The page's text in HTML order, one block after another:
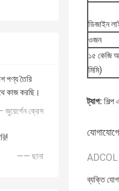
পণ্য তৈরি
কাজ করছি।
ক্রেস
—— ছানা
ডিজাইন
ওজন
১৫ কেজি
মিমি)
ট্যাগ: শিল্প
ব্যক্তি